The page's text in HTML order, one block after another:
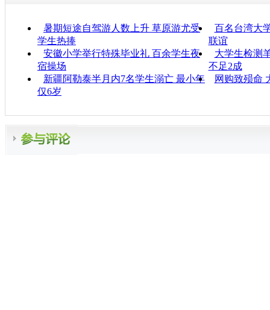
暑期短途自驾游人数上升 草原游尤受
学生热捧
百名台湾大
联谊
安徽小学举行特殊毕业礼 百余学生夜
宿操场
大学生检测
不足2成
新疆阿勒泰半月内7名学生溺亡 最小年
仅6岁
网购致殒命